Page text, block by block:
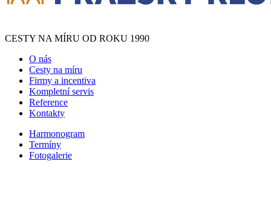
CESTY NA MÍRU OD ROKU 1990
O nás
Cesty na míru
Firmy a incentiva
Kompletní servis
Reference
Kontakty
Harmonogram
Termíny
Fotogalerie